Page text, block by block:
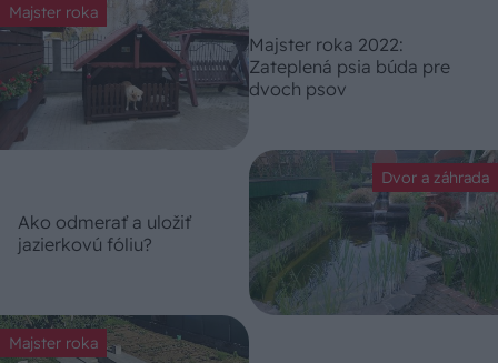
Majster roka
Majster roka 2022:
Zateplená psia búda pre
dvoch psov
Dvor a záhrada
Ako odmerať a uložiť
jazierkovú fóliu?
Majster roka